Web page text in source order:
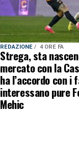
REDAZIONE 4 ORE FA
Strega, sta
mercato con la
ha l’accordo con i
interessano pure
Mehic